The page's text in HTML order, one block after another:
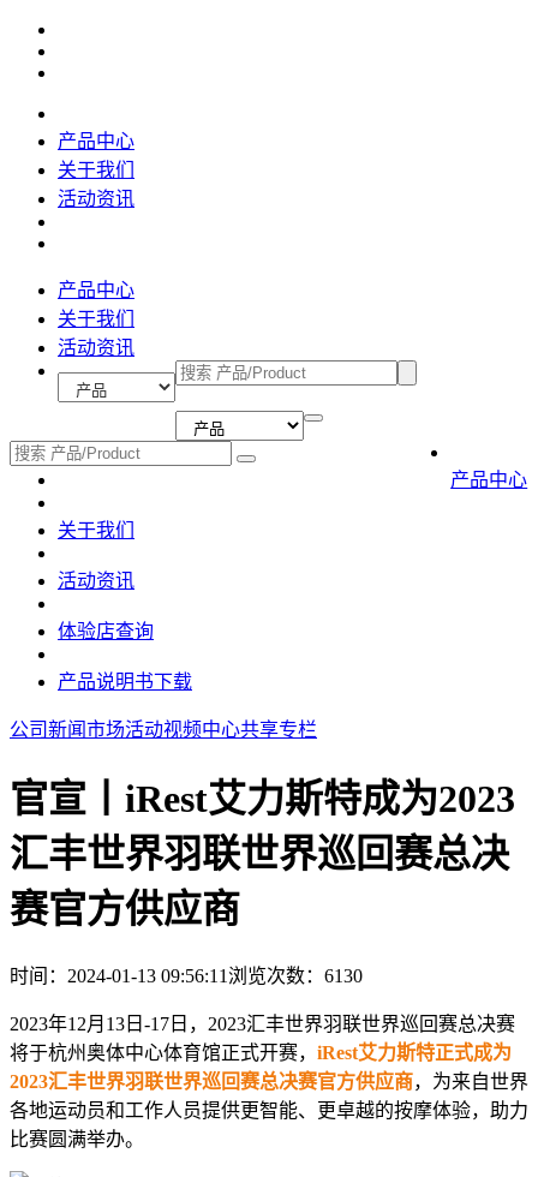
产品中心
关于我们
活动资讯
产品中心
关于我们
活动资讯
产品中心
关于我们
活动资讯
体验店查询
产品说明书下载
公司新闻市场活动视频中心共享专栏
官宣丨iRest艾力斯特成为2023
汇丰世界羽联世界巡回赛总决
赛官方供应商
时间：2024-01-13 09:56:11 浏览次数： 6130
2023年12月 13 日 -17 日， 2023汇丰世界羽联世界巡回赛总决赛
将于杭州奥体中心体育馆正式开赛， iRest艾力斯特正式成为
2023汇丰世界羽联世界巡回赛总决赛官方供应商，为来自世界
各地运动员和工作人员提供更智能、更卓越的按摩体验，助力
比赛圆满举办。